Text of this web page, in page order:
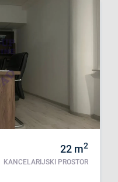
22 m2
KANCELARIJSKI PROSTOR